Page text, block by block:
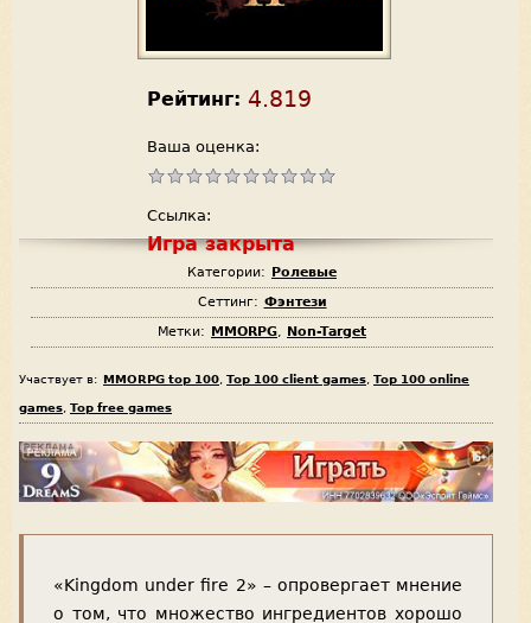
Рейтинг: 4.819
Ваша оценка:
Ссылка:
Игра закрыта
Категории: Ролевые
Сеттинг: Фэнтези
Метки: MMORPG, Non-Target
Участвует в: MMORPG top 100 Top 100 client games Top 100 online
games Top free games
«Kingdom under fire 2» – опровергает мнение
о том, что множество ингредиентов хорошо